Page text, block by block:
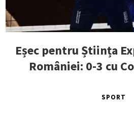
Eșec pentru Știința
României: 0-3 cu
SPORT